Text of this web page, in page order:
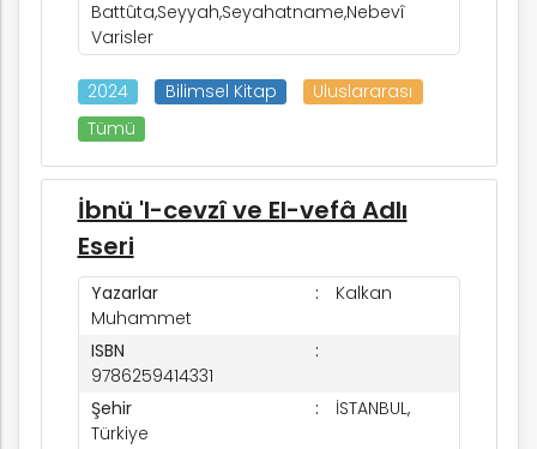
Battûta,Seyyah,Seyahatname,Nebevî
Varisler
2024 Bilimsel Kitap
Uluslararası
Tümü
İbnü 'l-cevzî ve El-vefâ Adlı
Eseri
Yazarlar
Kalkan
Muhammet
ISBN
9786259414331
Şehir
İSTANBUL,
Türkiye